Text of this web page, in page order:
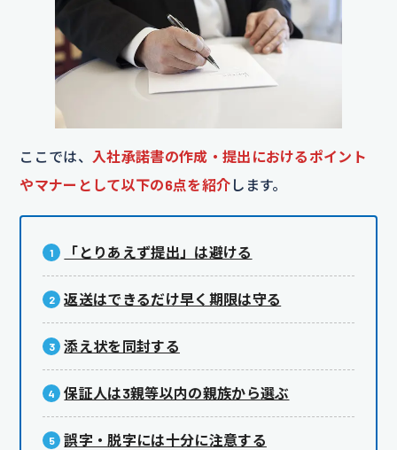
ここでは、 入社承諾書の作成・提出におけるポイント
やマナーとして以下の6点を紹介 します。
「とりあえず提出」は避ける
返送はできるだけ早く期限は守る
添え状を同封する
保証人は3親等以内の親族から選ぶ
誤字・脱字には十分に注意する